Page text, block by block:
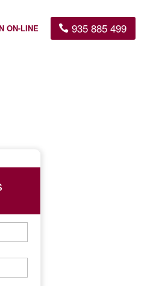
ON-LINE 935 885 499